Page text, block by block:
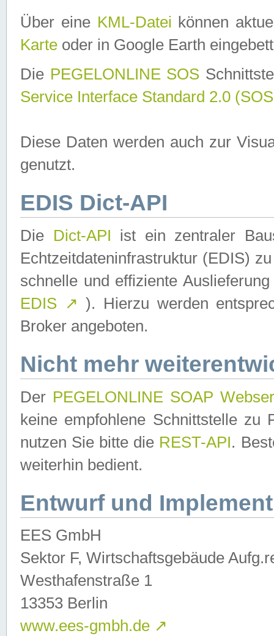
Über eine KML-Datei können
Karte oder in Google Earth
Die PEGELONLINE SOS
Service Interface Standard 2.0
Diese Daten werden auch zur
genutzt.
EDIS Dict-API
Die Dict-API ist ein zentraler
Echtzeitdateninfrastruktur (EDIS)
schnelle und effiziente
EDIS ↗ ). Hierzu werden
Broker angeboten.
Nicht mehr
Der PEGELONLINE SOAP
keine empfohlene Schnittstelle zu
nutzen Sie bitte die REST-API.
weiterhin bedient.
Entwurf und
EES GmbH
Sektor F, Wirtschaftsgebäude
Westhafenstraße 1
13353 Berlin
www.ees-gmbh.de ↗